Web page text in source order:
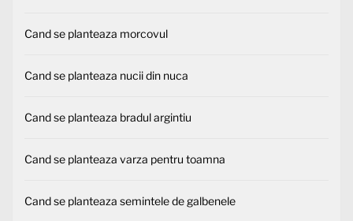
Cand se planteaza morcovul
Cand se planteaza nucii din nuca
Cand se planteaza bradul argintiu
Cand se planteaza varza pentru toamna
Cand se planteaza semintele de galbenele